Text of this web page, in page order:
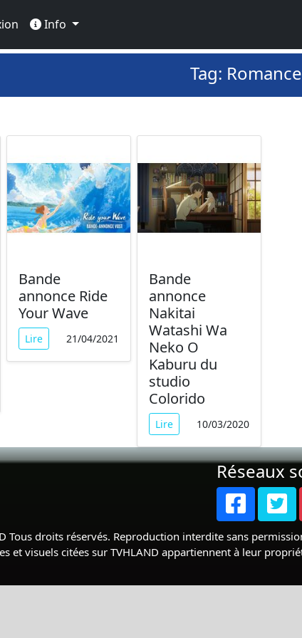
Info
Tag: Romance
Bande
annonce Ride
Your Wave
Lire 21/04/2021
Bande
annonce
Nakitai
Watashi Wa
Neko O
Kaburu du
studio
Colorido
Lire 10/03/2020
Réseaux
Tous droits réservés. Reproduction interdite sans
et visuels citées sur TVHLAND appartiennent à leur